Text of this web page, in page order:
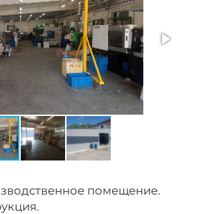
помещение.